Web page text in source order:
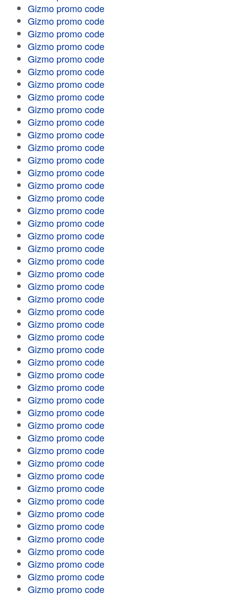
Gizmo promo code
Gizmo promo code
Gizmo promo code
Gizmo promo code
Gizmo promo code
Gizmo promo code
Gizmo promo code
Gizmo promo code
Gizmo promo code
Gizmo promo code
Gizmo promo code
Gizmo promo code
Gizmo promo code
Gizmo promo code
Gizmo promo code
Gizmo promo code
Gizmo promo code
Gizmo promo code
Gizmo promo code
Gizmo promo code
Gizmo promo code
Gizmo promo code
Gizmo promo code
Gizmo promo code
Gizmo promo code
Gizmo promo code
Gizmo promo code
Gizmo promo code
Gizmo promo code
Gizmo promo code
Gizmo promo code
Gizmo promo code
Gizmo promo code
Gizmo promo code
Gizmo promo code
Gizmo promo code
Gizmo promo code
Gizmo promo code
Gizmo promo code
Gizmo promo code
Gizmo promo code
Gizmo promo code
Gizmo promo code
Gizmo promo code
Gizmo promo code
Gizmo promo code
Gizmo promo code